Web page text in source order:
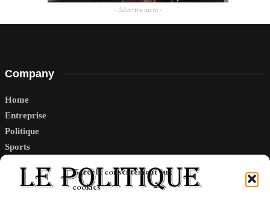
Gérer le consentement aux
cookies
- Advertisement -
Company
Home
Entreprise
Politique
Sports